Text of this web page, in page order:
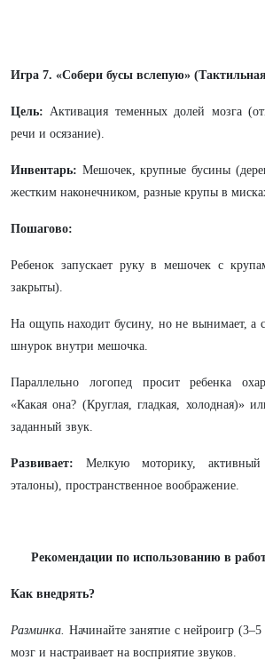
Игра 7. «Собери бусы вслепую»
Цель: Активация теменных долей мозга
речи и осязание).
Инвентарь: Мешочек, крупные бусины
жестким наконечником, разные крупы в
Пошагово:
Ребенок запускает руку в мешочек с
закрыты).
На ощупь находит бусину, но не вынимает, а
шнурок внутри мешочка.
Параллельно логопед просит ребенка
«Какая она? (Круглая, гладкая, холодная)»
заданный звук.
Развивает: Мелкую моторику, активный
эталоны), пространственное воображение.
Рекомендации по использованию в
Как внедрять?
Разминка. Начинайте занятие с нейроигр
мозг и настраивает на восприятие звуков.